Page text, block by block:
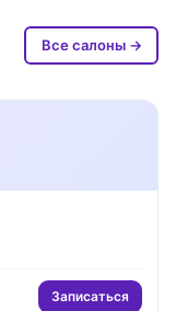
Все салоны →
Записаться